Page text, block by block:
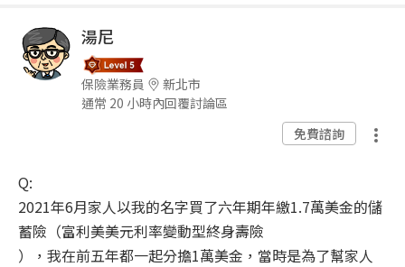
湯尼
保險業務員
新北市
通常 20 小時內回覆討論區
免費諮詢
Q:
2021年6月家人以我的名字買了六年期年繳1.7萬美金的儲
蓄險（富利美美元利率變動型終身壽險
），我在前五年都一起分擔1萬美金，當時是為了幫家人